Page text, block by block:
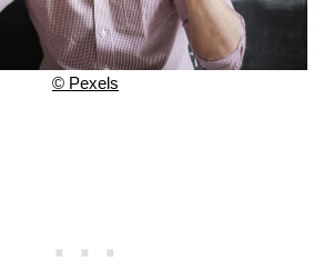
© Pexels